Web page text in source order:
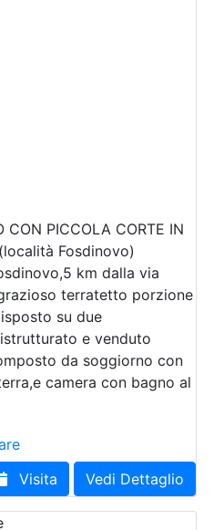
CON PICCOLA CORTE IN
Fosdinovo)
km dalla via
terratetto porzione
su due
e venduto
da soggiorno con
camera con bagno al
Visita
Vedi Dettaglio